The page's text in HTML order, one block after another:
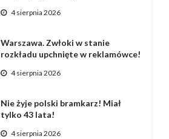
4 sierpnia 2026
Warszawa. Zwłoki w stanie
rozkładu upchnięte w reklamówce!
4 sierpnia 2026
Nie żyje polski bramkarz! Miał
tylko 43 lata!
4 sierpnia 2026